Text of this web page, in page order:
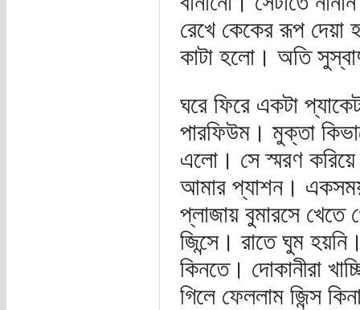
রেখে কেকের রূপ
কাটা হলো। অতি
ঘরে ফিরে একটা
পারফিউম। মুক্তা
এলো। সে স্মরণ করিয়ে
আমার প্যাশন।
প্লাজায় বুমারসে
জিন্সে। রাতে ঘুম
কিনতে। দোকানীরা
গিলে ফেললাম জিন্স